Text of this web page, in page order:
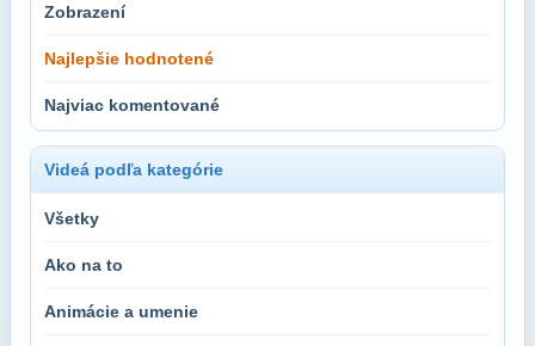
Zobrazení
Najlepšie hodnotené
Najviac komentované
Videá podľa kategórie
Všetky
Ako na to
Animácie a umenie